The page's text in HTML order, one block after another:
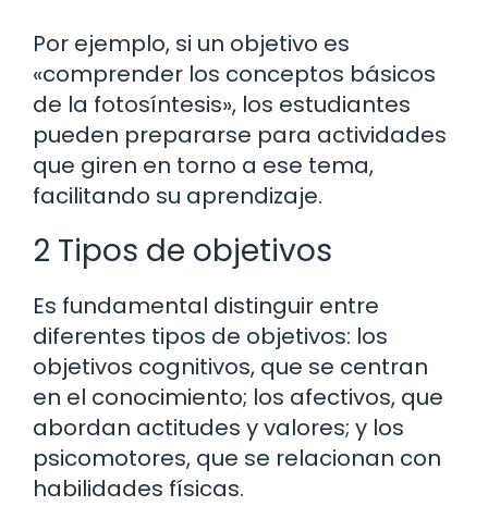
Por ejemplo, si un objetivo es
«comprender los conceptos básicos
de la fotosíntesis», los estudiantes
pueden prepararse para actividades
que giren en torno a ese tema,
facilitando su aprendizaje.
2 Tipos de objetivos
Es fundamental distinguir entre
diferentes tipos de objetivos: los
objetivos cognitivos, que se centran
en el conocimiento; los afectivos, que
abordan actitudes y valores; y los
psicomotores, que se relacionan con
habilidades físicas.